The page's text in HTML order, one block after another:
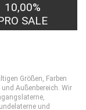
10,00%
SALE
Größen, Farben
Außenbereich. Wir
und